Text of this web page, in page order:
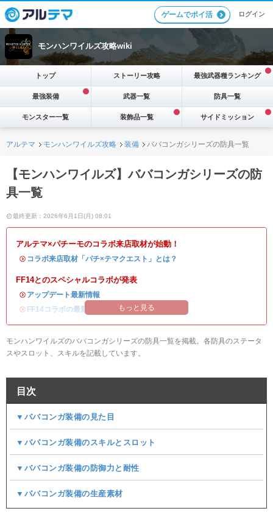
ゲームでポイ活 ログイン
モンハンワイルズ攻略wiki
トップ ストーリー攻略 最強武器種ランキング
最強装備 武器一覧 防具一覧
モンスター一覧 装飾品一覧 サイドミッション
アルテマ モンハンワイルズ攻略 装備 ババコンガシリーズの防具一覧
【モンハンワイルズ】ババコンガシリーズの防
具一覧
最終更新：2026年6月1日(月) 08:01
アルテマ×パチーモのコラボ来店取材が始動！
・ コラボ来店取材「パチ×テマクエスト」とは？
FF14とのスペシャルコラボが発表
・ アップデート最新情報
・ FF14コラボの最新情報 オメガ・プラネテス攻略
もっと見る
モンハンワイルズのババコンガシリーズの防具一覧を掲載。各防具のステータ
スやスロット、スキルを記載しています。
目次
▼ババコンガ装備の見た目
▼ババコンガ装備のスキルとスロット
▼ババコンガ装備の防御力と耐性
▼ババコンガ装備の生産素材